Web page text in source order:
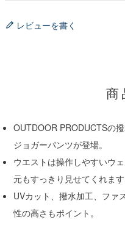
レビューを書く
商
OUTDOOR PRODUCTSの
ジョガーパンツが登場。
ウエストは操作しやすいウ
元もすっきり見せてくれます
UVカット、撥水加工、ファ
性の高さもポイント。